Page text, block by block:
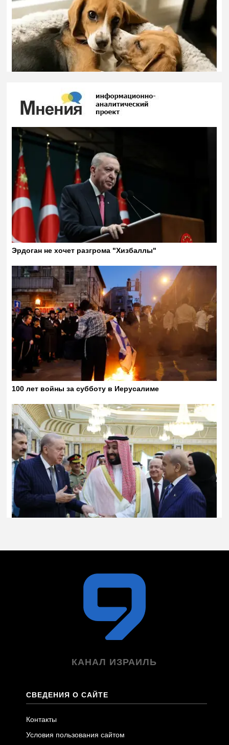
КАНАЛ ИЗРАИЛЬ
СВЕДЕНИЯ О САЙТЕ
Контакты
Условия пользования сайтом